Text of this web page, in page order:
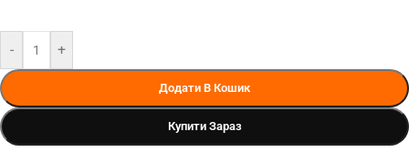
- +
Додати В Кошик
Купити Зараз